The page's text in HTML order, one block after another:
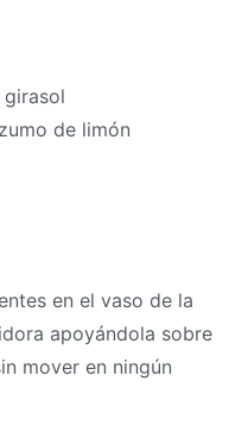
de limón
en el vaso de la
apoyándola sobre
mover en ningún